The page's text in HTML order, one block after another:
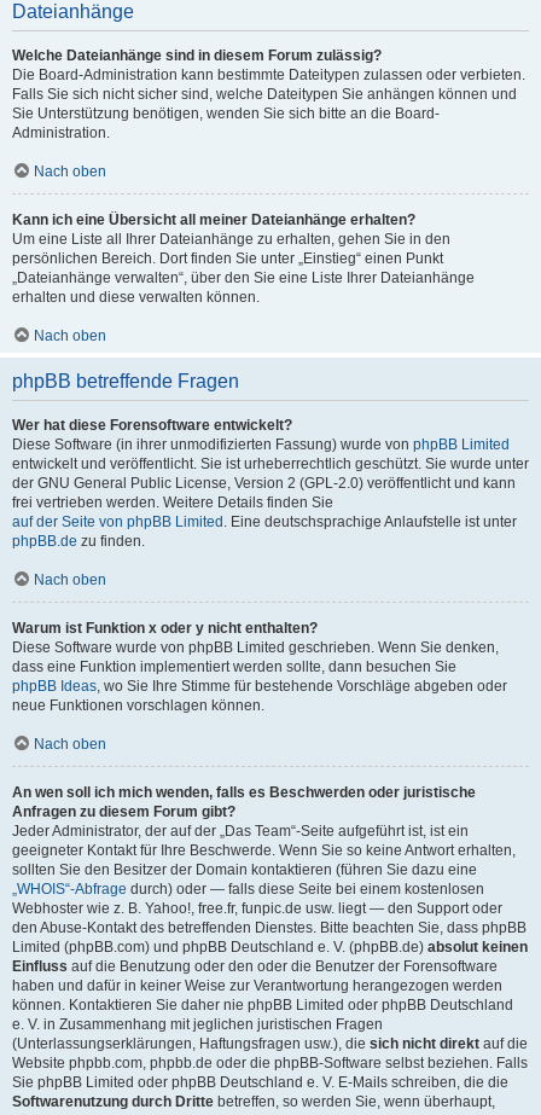
Dateianhänge
Welche Dateianhänge sind in diesem Forum zulässig?
Die Board-Administration kann bestimmte Dateitypen zulassen oder verbieten.
Falls Sie sich nicht sicher sind, welche Dateitypen Sie anhängen können und
Sie Unterstützung benötigen, wenden Sie sich bitte an die Board-
Administration.
Nach oben
Kann ich eine Übersicht all meiner Dateianhänge erhalten?
Um eine Liste all Ihrer Dateianhänge zu erhalten, gehen Sie in den
persönlichen Bereich. Dort finden Sie unter „Einstieg“ einen Punkt
„Dateianhänge verwalten“, über den Sie eine Liste Ihrer Dateianhänge
erhalten und diese verwalten können.
Nach oben
phpBB betreffende Fragen
Wer hat diese Forensoftware entwickelt?
Diese Software (in ihrer unmodifizierten Fassung) wurde von phpBB Limited
entwickelt und veröffentlicht. Sie ist urheberrechtlich geschützt. Sie wurde unter
der GNU General Public License, Version 2 (GPL-2.0) veröffentlicht und kann
frei vertrieben werden. Weitere Details finden Sie
auf der Seite von phpBB Limited . Eine deutschsprachige Anlaufstelle ist unter
phpBB.de zu finden.
Nach oben
Warum ist Funktion x oder y nicht enthalten?
Diese Software wurde von phpBB Limited geschrieben. Wenn Sie denken,
dass eine Funktion implementiert werden sollte, dann besuchen Sie
phpBB Ideas, wo Sie Ihre Stimme für bestehende Vorschläge abgeben oder
neue Funktionen vorschlagen können.
Nach oben
An wen soll ich mich wenden, falls es Beschwerden oder juristische
Anfragen zu diesem Forum gibt?
Jeder Administrator, der auf der „Das Team“-Seite aufgeführt ist, ist ein
geeigneter Kontakt für Ihre Beschwerde. Wenn Sie so keine Antwort erhalten,
sollten Sie den Besitzer der Domain kontaktieren (führen Sie dazu eine
„WHOIS“-Abfrage durch) oder — falls diese Seite bei einem kostenlosen
Webhoster wie z. B. Yahoo!, free.fr, funpic.de usw. liegt — den Support oder
den Abuse-Kontakt des betreffenden Dienstes. Bitte beachten Sie, dass phpBB
Limited (phpBB.com) und phpBB Deutschland e. V. (phpBB.de) absolut keinen
Einfluss auf die Benutzung oder den oder die Benutzer der Forensoftware
haben und dafür in keiner Weise zur Verantwortung herangezogen werden
können. Kontaktieren Sie daher nie phpBB Limited oder phpBB Deutschland
e. V. in Zusammenhang mit jeglichen juristischen Fragen
(Unterlassungserklärungen, Haftungsfragen usw.), die sich nicht direkt auf die
Website phpbb.com, phpbb.de oder die phpBB-Software selbst beziehen. Falls
Sie phpBB Limited oder phpBB Deutschland e. V. E-Mails schreiben, die die
Softwarenutzung durch Dritte betreffen, so werden Sie, wenn überhaupt,